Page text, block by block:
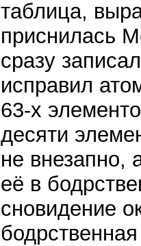
таблица,
приснилась
сразу
исправил
63-х
десяти
не внезапно,
её в
сновидение